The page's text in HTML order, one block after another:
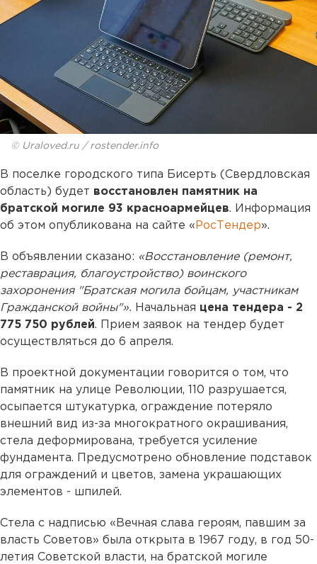
© Uraloved.ru / rostender.info
В поселке городского типа Бисерть (Свердловская
область) будет восстановлен памятник на
братской могиле 93 красноармейцев. Информация
об этом опубликована на сайте « РосТендер».
В объявлении сказано: «Восстановление (ремонт,
реставрация, благоустройство) воинского
захоронения "Братская могила бойцам, участникам
Гражданской войны"». Начальная цена тендера - 2
775 750 рублей. Прием заявок на тендер будет
осуществляться до 6 апреля.
В проектной документации говорится о том, что
памятник на улице Революции, 110 разрушается,
осыпается штукатурка, ограждение потеряло
внешний вид из-за многократного окрашивания,
стела деформирована, требуется усиление
фундамента. Предусмотрено обновление подставок
для ограждений и цветов, замена украшающих
элементов - шпилей.
Стела с надписью «Вечная слава героям, павшим за
власть Советов» была открыта в 1967 году, в год 50-
летия Советской власти, на братской могиле